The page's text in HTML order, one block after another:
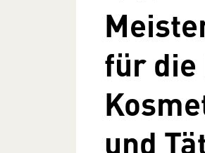
für die
und